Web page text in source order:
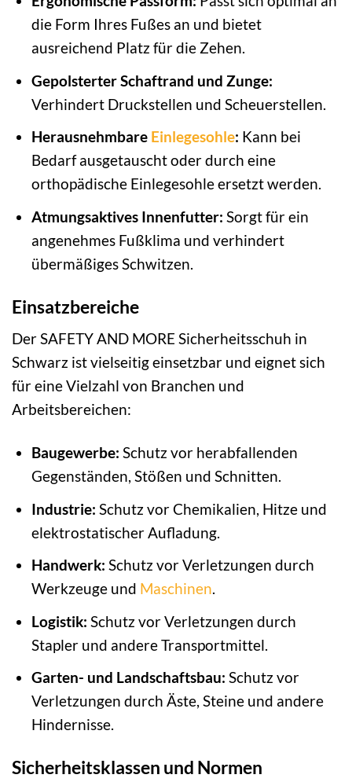
die Form Ihres Fußes an und bietet
ausreichend Platz für die Zehen.
Gepolsterter Schaftrand und Zunge:
Verhindert Druckstellen und Scheuerstellen.
Herausnehmbare Einlegesohle: Kann bei
Bedarf ausgetauscht oder durch eine
orthopädische Einlegesohle ersetzt werden.
Atmungsaktives Innenfutter: Sorgt für ein
angenehmes Fußklima und verhindert
übermäßiges Schwitzen.
Einsatzbereiche
Der SAFETY AND MORE Sicherheitsschuh in
Schwarz ist vielseitig einsetzbar und eignet sich
für eine Vielzahl von Branchen und
Arbeitsbereichen:
Baugewerbe: Schutz vor herabfallenden
Gegenständen, Stößen und Schnitten.
Industrie: Schutz vor Chemikalien, Hitze und
elektrostatischer Aufladung.
Handwerk: Schutz vor Verletzungen durch
Werkzeuge und Maschinen.
Logistik: Schutz vor Verletzungen durch
Stapler und andere Transportmittel.
Garten- und Landschaftsbau: Schutz vor
Verletzungen durch Äste, Steine und andere
Hindernisse.
Sicherheitsklassen und Normen